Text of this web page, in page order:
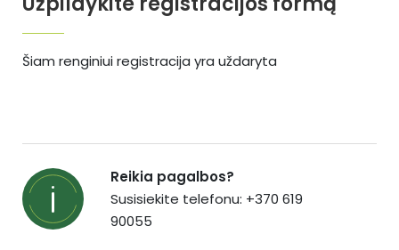
Šiam renginiui registracija yra uždaryta
Reikia pagalbos?
Susisiekite telefonu: +370 619
90055